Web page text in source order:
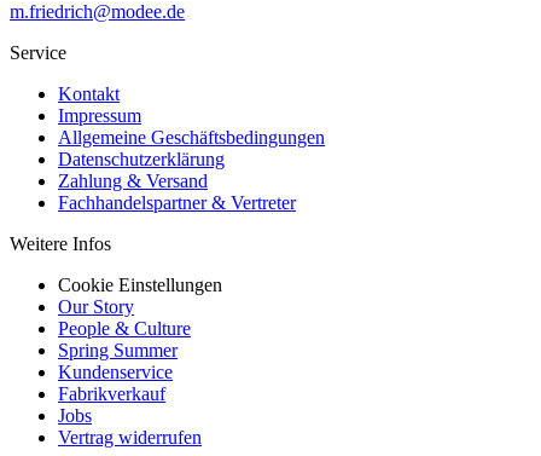
m.friedrich@modee.de
Service
Kontakt
Impressum
Allgemeine Geschäftsbedingungen
Datenschutzerklärung
Zahlung & Versand
Fachhandelspartner & Vertreter
Weitere Infos
Cookie Einstellungen
Our Story
People & Culture
Spring Summer
Kundenservice
Fabrikverkauf
Jobs
Vertrag widerrufen